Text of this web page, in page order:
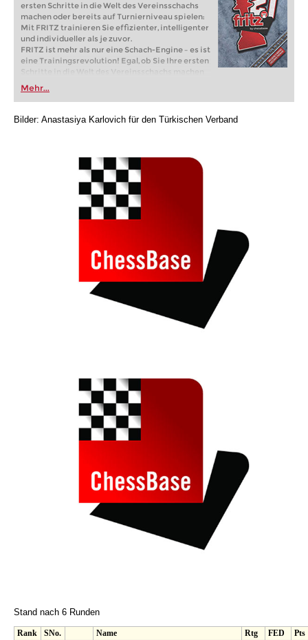
ersten Schritte in die Welt des Vereinsschachs
machen oder bereits auf Turnierniveau spielen:
Mit FRITZ trainieren Sie effizienter, intelligenter
und individueller als je zuvor.
FRITZ ist mehr als nur eine Schach-Engine – es ist
eine Trainingsrevolution! Egal, ob Sie Ihre ersten
Schritte in die Welt des Vereinsschachs machen
oder bereits auf Turnierniveau spielen: Mit
FRITZ trainieren Sie effizienter, intelligenter und
individueller als je zuvor.
Mehr...
Bilder: Anastasiya Karlovich für den Türkischen Verband
Stand nach 6 Runden
Rank SNo. Name Rtg FED
Pts